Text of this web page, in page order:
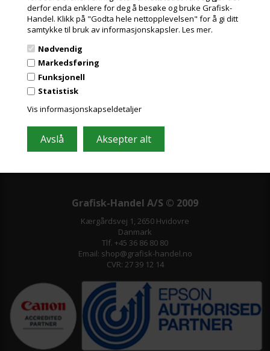
derfor enda enklere for deg å besøke og bruke Grafisk-
Handel. Klikk på "Godta hele nettopplevelsen" for å gi ditt
samtykke til bruk av informasjonskapsler. Les mer.
Nødvendig
Markedsføring
Funksjonell
Statistisk
Vis informasjonskapseldetaljer
Meld deg på nyhetsbrevet vårt og få gode
Inneholder ofte store besparelser og nyheter. Meld deg på, det er helt
gratis og enkelt å avmelde seg.
Grafisk-Handel A/S © 2009
Kærgårdsvej 1, 2650 Hvidovre
Danmark
Tlf. +45 36 86 80 80
Email: shop@grafisk-handel.no
CVR: 27 39 12 14